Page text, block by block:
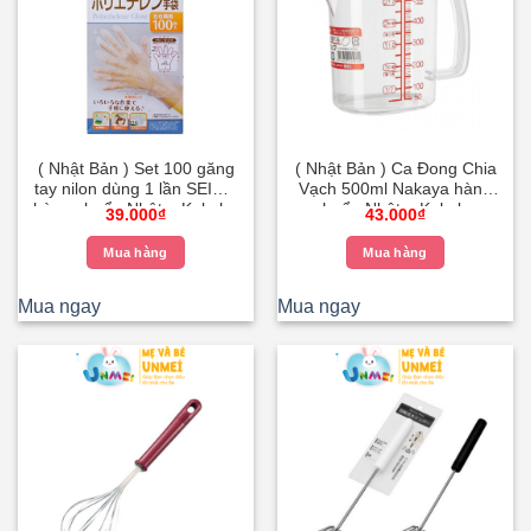
Các
tùy
chọn
có
thể
chọn
trên
trang
sản
phẩm
( Nhật Bản ) Set 100 găng
tay nilon dùng 1 lần SEIWA
hàng chuẩn Nhật – Kokubo
39.000₫
Mua hàng
Mua ngay
( Nhật Bản ) Ca Đong Chia
Vạch 500ml Nakaya hàng
chuẩn Nhật – Kokubo
43.000₫
Mua hàng
Mua ngay